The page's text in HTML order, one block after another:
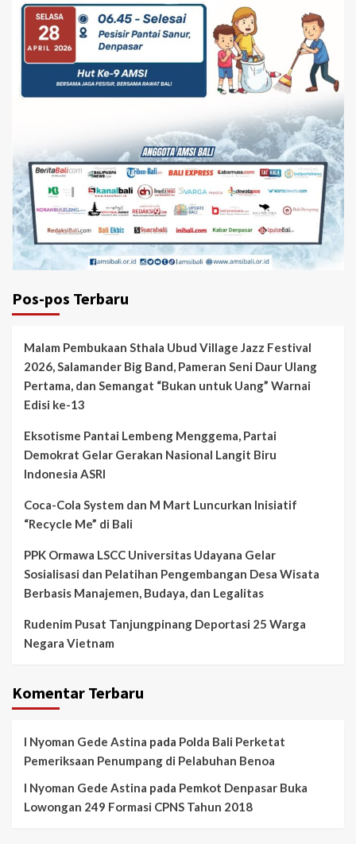
Pos-pos Terbaru
Malam Pembukaan Sthala Ubud Village Jazz Festival
2026, Salamander Big Band, Pameran Seni Daur Ulang
Pertama, dan Semangat “Bukan untuk Uang” Warnai
Edisi ke-13
Eksotisme Pantai Lembeng Menggema, Partai
Demokrat Gelar Gerakan Nasional Langit Biru
Indonesia ASRI
Coca-Cola System dan M Mart Luncurkan Inisiatif
“Recycle Me” di Bali
PPK Ormawa LSCC Universitas Udayana Gelar
Sosialisasi dan Pelatihan Pengembangan Desa Wisata
Berbasis Manajemen, Budaya, dan Legalitas
Rudenim Pusat Tanjungpinang Deportasi 25 Warga
Negara Vietnam
Komentar Terbaru
I Nyoman Gede Astina pada Polda Bali Perketat
Pemeriksaan Penumpang di Pelabuhan Benoa
I Nyoman Gede Astina pada Pemkot Denpasar Buka
Lowongan 249 Formasi CPNS Tahun 2018